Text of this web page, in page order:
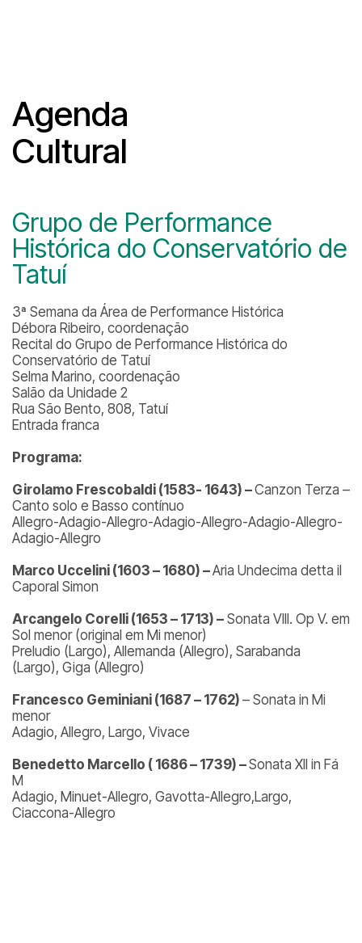
Agenda
Cultural
Grupo de Performance
Histórica do Conservatório de
Tatuí
3ª Semana da Área de Performance Histórica
Débora Ribeiro, coordenação
Recital do Grupo de Performance Histórica do
Conservatório de Tatuí
Selma Marino, coordenação
Salão da Unidade 2
Rua São Bento, 808, Tatuí
Entrada franca
Programa:
Girolamo Frescobaldi (1583- 1643) –Canzon Terza –
Canto solo e Basso contínuo
Allegro-Adagio-Allegro-Adagio-Allegro-Adagio-Allegro-
Adagio-Allegro
Marco Uccelini (1603 – 1680) –Aria Undecima detta il
Caporal Simon
Arcangelo Corelli (1653 – 1713) – Sonata VIII. Op V. em
Sol menor (original em Mi menor)
Preludio (Largo), Allemanda (Allegro), Sarabanda
(Largo), Giga (Allegro)
Francesco Geminiani (1687 – 1762) – Sonata in Mi
menor
Adagio, Allegro, Largo, Vivace
Benedetto Marcello ( 1686 – 1739) –Sonata XII in Fá
M
Adagio, Minuet-Allegro, Gavotta-Allegro,Largo,
Ciaccona-Allegro